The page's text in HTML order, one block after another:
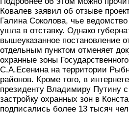
Ковалев заявил об отзыве
Галина Соколова, чье
ушла в отставку. Однако
вышеуказанное постановление
отдельным пунктом отменяет
охранные зоны
С.А.Есенина на территории
районов. Кроме того, в
президенту Владимиру Путину
застройку охранных зон в
подписались более 13 тысяч